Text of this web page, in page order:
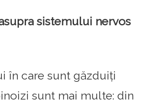
sistemului nervos
în care sunt găzduiți
sunt mai multe: din